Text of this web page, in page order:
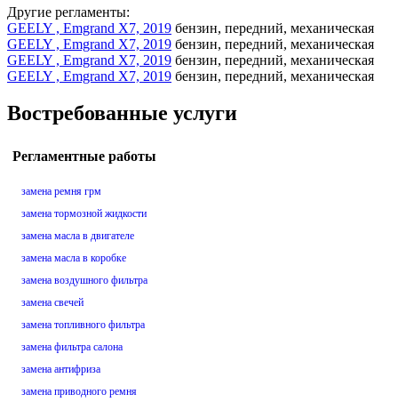
Другие регламенты:
GEELY , Emgrand X7, 2019 бензин, передний, механическая
GEELY , Emgrand X7, 2019 бензин, передний, механическая
GEELY , Emgrand X7, 2019 бензин, передний, механическая
GEELY , Emgrand X7, 2019 бензин, передний, механическая
Востребованные услуги
Регламентные работы
замена ремня грм
замена тормозной жидкости
замена масла в двигателе
замена масла в коробке
замена воздушного фильтра
замена свечей
замена топливного фильтра
замена фильтра салона
замена антифриза
замена приводного ремня